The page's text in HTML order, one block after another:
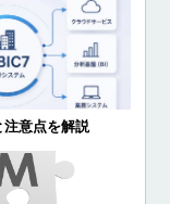
注意点を解説